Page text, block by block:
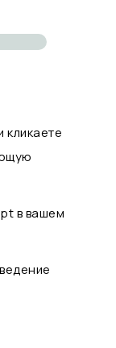
кликаете
в вашем